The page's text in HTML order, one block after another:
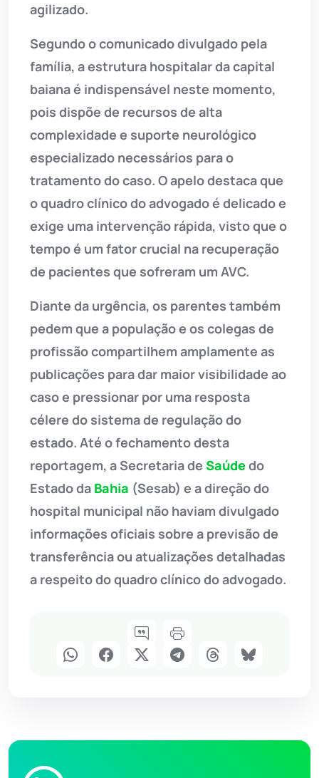
agilizado.
Segundo o comunicado divulgado pela
família, a estrutura hospitalar da capital
baiana é indispensável neste momento,
pois dispõe de recursos de alta
complexidade e suporte neurológico
especializado necessários para o
tratamento do caso. O apelo destaca que
o quadro clínico do advogado é delicado e
exige uma intervenção rápida, visto que o
tempo é um fator crucial na recuperação
de pacientes que sofreram um AVC.
Diante da urgência, os parentes também
pedem que a população e os colegas de
profissão compartilhem amplamente as
publicações para dar maior visibilidade ao
caso e pressionar por uma resposta
célere do sistema de regulação do
estado. Até o fechamento desta
reportagem, a Secretaria de Saúdedo
Estado da Bahia (Sesab) e a direção do
hospital municipal não haviam divulgado
informações oficiais sobre a previsão de
transferência ou atualizações detalhadas
a respeito do quadro clínico do advogado.